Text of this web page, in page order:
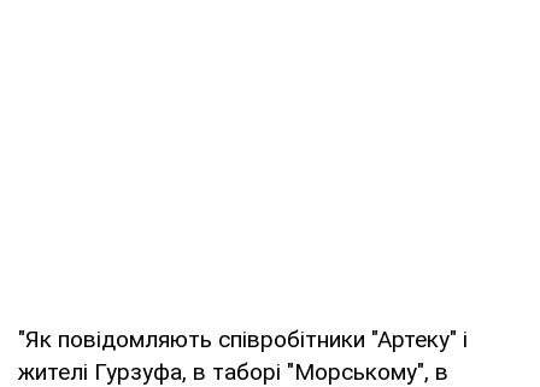
"Як повідомляють співробітники "Артеку" і
жителі Гурзуфа, в таборі "Морському", в